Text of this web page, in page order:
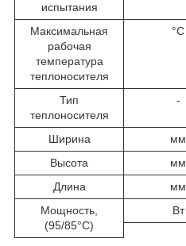
испытания
Максимальная
рабочая
температура
теплоносителя
°C
Тип
теплоносителя
-
Ширина мм
Высота
мм
Длина
мм
Мощность,
(95/85°С)
Вт